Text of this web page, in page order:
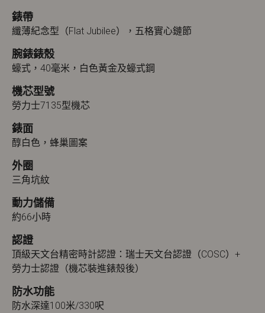
錶帶
纖薄紀念型（Flat Jubilee），五格實心鏈節
腕錶錶殼
蠔式，40毫米，白色黃金及蠔式鋼
機芯型號
勞力士7135型機芯
錶面
醇白色，蜂巢圖案
外圈
三角坑紋
動力儲備
約66小時
認證
頂級天文台精密時計認證：瑞士天文台認證（COSC）+
勞力士認證（機芯裝進錶殼後）
防水功能
防水深達100米/330呎